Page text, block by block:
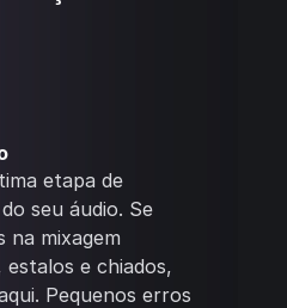
etapa de
seu áudio. Se
na mixagem
e chiados,
Pequenos erros